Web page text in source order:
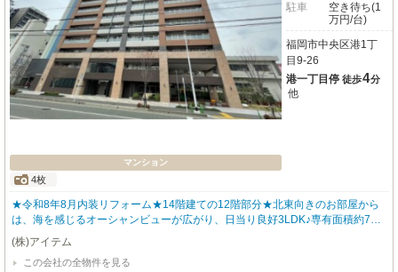
マンション
4枚
駐車
空き待ち(1
万円/台)
福岡市中央区港1丁
目9-26
港一丁目停 徒歩4分
他
★令和8年8月内装リフォーム★14階建ての12階部分★北東向きのお部屋から
は、海を感じるオーシャンビューが広がり、日当り良好3LDK♪専有面積約76
㎡とゆったりした住空間。床暖房完備で冬も暖かく快適！システムキッチンや
追い焚き機能付き浴室、浴室乾燥機など、日々の暮らしを豊かにする設備が充
実◎オートロックや宅配BOXも備わり、安心と利便性を両立しています♪ペッ
(株)アイテム
この会社の全物件を見る